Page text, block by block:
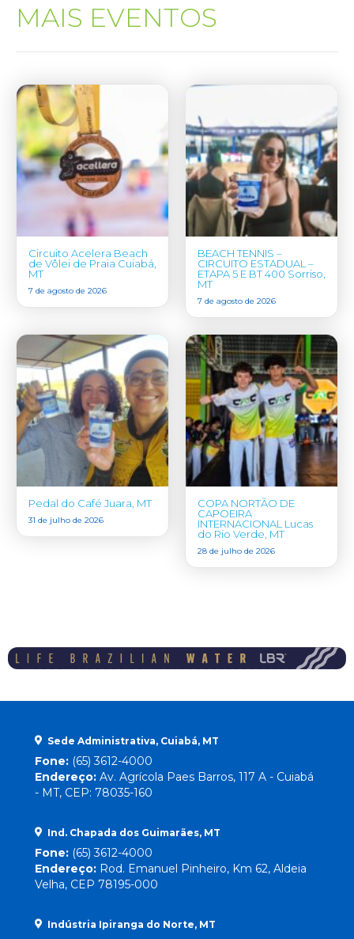
MAIS EVENTOS
Circuito Acelera Beach
de Vôlei de Praia Cuiabá,
MT
7 de agosto de 2026
BEACH TENNIS –
CIRCUITO ESTADUAL –
ETAPA 5 E BT 400 Sorriso,
MT
7 de agosto de 2026
Pedal do Café Juara, MT
31 de julho de 2026
COPA NORTÃO DE
CAPOEIRA
INTERNACIONAL Lucas
do Rio Verde, MT
28 de julho de 2026
Sede Administrativa, Cuiabá, MT
Fone: (65) 3612-4000
Endereço: Av. Agrícola Paes Barros, 117 A - Cuiabá
- MT, CEP: 78035-160
Ind. Chapada dos Guimarães, MT
Fone: (65) 3612-4000
Endereço: Rod. Emanuel Pinheiro, Km 62, Aldeia
Velha, CEP 78195-000
Indústria Ipiranga do Norte, MT